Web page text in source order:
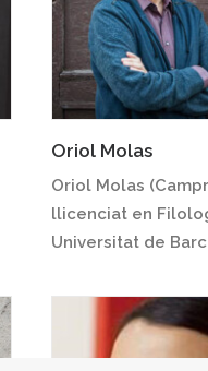
Oriol Molas
Oriol Molas
llicenciat en
Universitat de